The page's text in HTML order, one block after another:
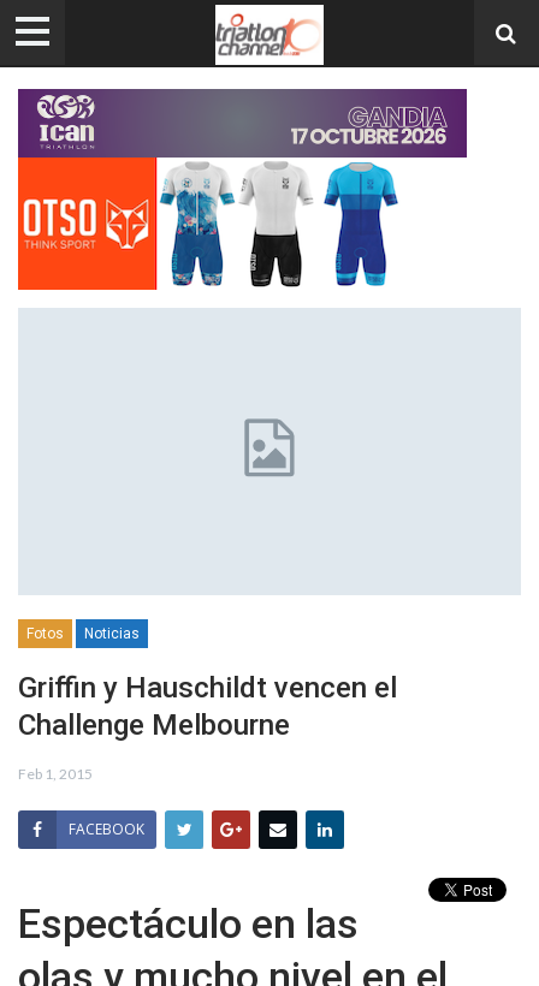
Fotos Noticias
Griffin y Hauschildt vencen el
Challenge Melbourne
Feb 1, 2015
FACEBOOK
Espectáculo en las